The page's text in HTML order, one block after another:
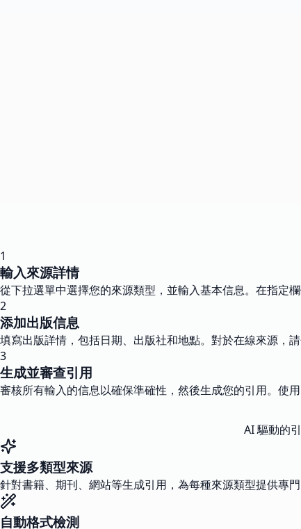
1
輸入來源詳情
從下拉選單中選擇您的來源類型，並輸入基本信息。在指定
2
添加出版信息
填寫出版詳情，包括日期、出版社和地點。對於在線來源，
3
生成並審查引用
審核所有輸入的信息以確保準確性，然後生成您的引用。使
AI 驅動的
支援多類型來源
針對書籍、期刊、網站等生成引用，為每種來源類型提供專
自動格式檢測